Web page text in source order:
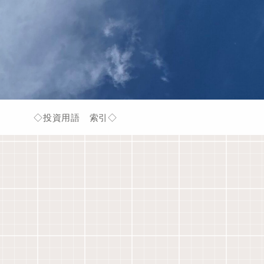
◇投資用語 索引◇